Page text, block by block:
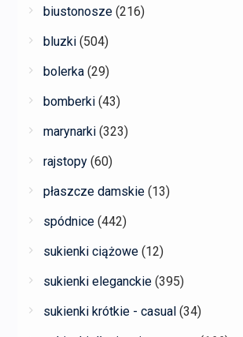
biustonosze (216)
bluzki (504)
bolerka (29)
bomberki (43)
marynarki (323)
rajstopy (60)
płaszcze damskie (13)
spódnice (442)
sukienki ciążowe (12)
sukienki eleganckie (395)
sukienki krótkie - casual (34)